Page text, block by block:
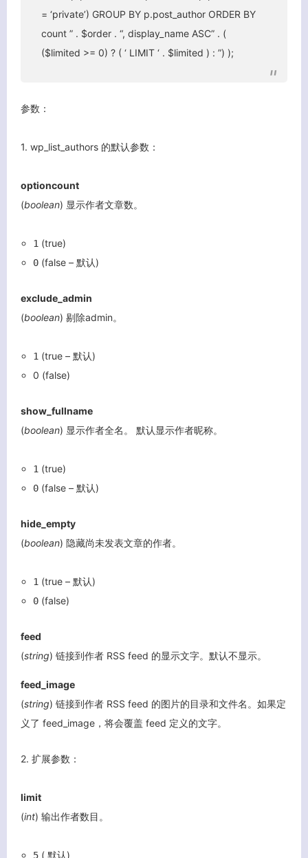
= ‘private’) GROUP BY p.post_author ORDER BY
count ” . $order . “, display_name ASC” . (
($limited >= 0) ? ( ‘ LIMIT ‘ . $limited ) : ”) );
参数：
1. wp_list_authors 的默认参数：
optioncount
(boolean) 显示作者文章数。
1 (true)
0 (false – 默认)
exclude_admin
(boolean) 剔除admin。
1 (true – 默认)
0 (false)
show_fullname
(boolean) 显示作者全名。 默认显示作者昵称。
1 (true)
0 (false – 默认)
hide_empty
(boolean) 隐藏尚未发表文章的作者。
1 (true – 默认)
0 (false)
feed
(string) 链接到作者 RSS feed 的显示文字。默认不显示。
feed_image
(string) 链接到作者 RSS feed 的图片的目录和文件名。如果定
义了 feed_image，将会覆盖 feed 定义的文字。
2. 扩展参数：
limit
(int) 输出作者数目。
5 ( 默认)